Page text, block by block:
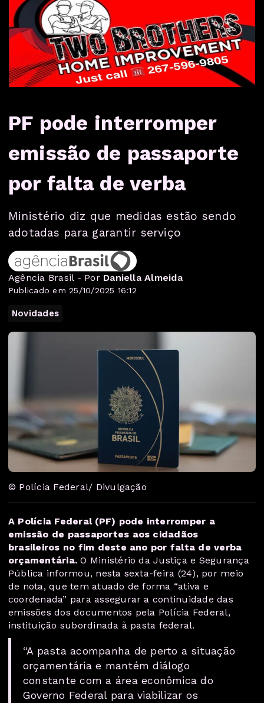
PF pode interromper
emissão de passaporte
por falta de verba
Ministério diz que medidas estão sendo
adotadas para garantir serviço
Agência Brasil - Por Daniella Almeida
Publicado em 25/10/2025 16:12
Novidades
© Polícia Federal/ Divulgação
A Polícia Federal (PF) pode interromper a
emissão de passaportes aos cidadãos
brasileiros no fim deste ano por falta de verba
orçamentária. O Ministério da Justiça e Segurança
Pública informou, nesta sexta-feira (24), por meio
de nota, que tem atuado de forma “ativa e
coordenada” para assegurar a continuidade das
emissões dos documentos pela Polícia Federal,
instituição subordinada à pasta federal.
“A pasta acompanha de perto a situação
orçamentária e mantém diálogo
constante com a área econômica do
Governo Federal para viabilizar os